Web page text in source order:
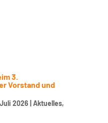
3.
Vorstand und
2026 Aktuelles,